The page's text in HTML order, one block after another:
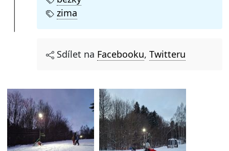
zima
Sdílet na Facebooku, Twitteru